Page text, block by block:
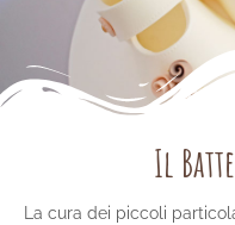
Il
La cura dei piccoli